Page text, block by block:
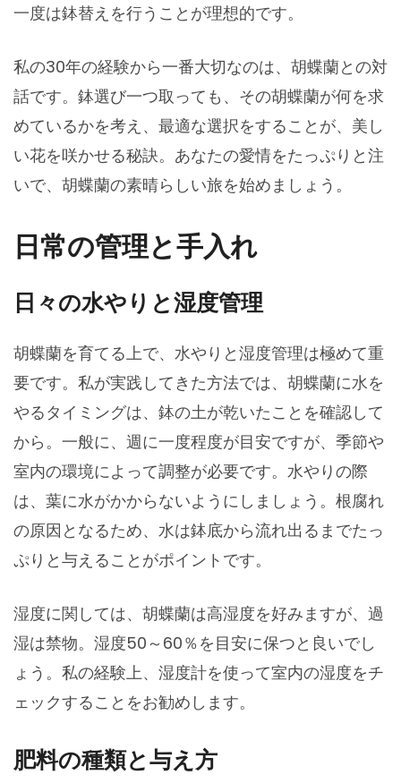
一度は鉢替えを行うことが理想的です。
私の30年の経験から一番大切なのは、胡蝶蘭との対
話です。鉢選び一つ取っても、その胡蝶蘭が何を求
めているかを考え、最適な選択をすることが、美し
い花を咲かせる秘訣。あなたの愛情をたっぷりと注
いで、胡蝶蘭の素晴らしい旅を始めましょう。
日常の管理と手入れ
日々の水やりと湿度管理
胡蝶蘭を育てる上で、水やりと湿度管理は極めて重
要です。私が実践してきた方法では、胡蝶蘭に水を
やるタイミングは、鉢の土が乾いたことを確認して
から。一般に、週に一度程度が目安ですが、季節や
室内の環境によって調整が必要です。水やりの際
は、葉に水がかからないようにしましょう。根腐れ
の原因となるため、水は鉢底から流れ出るまでたっ
ぷりと与えることがポイントです。
湿度に関しては、胡蝶蘭は高湿度を好みますが、過
湿は禁物。湿度50～60％を目安に保つと良いでし
ょう。私の経験上、湿度計を使って室内の湿度をチ
ェックすることをお勧めします。
肥料の種類と与え方